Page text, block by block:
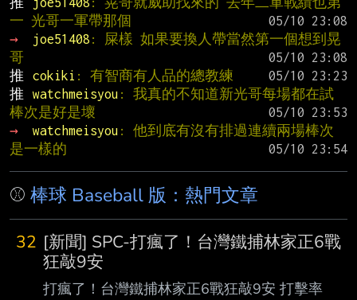
一 光哥一軍帶那個
→
joe51408 : 屎樣 如果要換人帶當然第一個想到晃
哥
推
cokiki : 有智商有人品的總教練
推
watchmeisyou : 我真的不知道新光哥每場都在試
棒次是好是壞
→
watchmeisyou : 他到底有沒有排過連續兩場棒次
是一樣的
⚾ 棒球 Baseball 版：熱門文章
32 [新聞] SPC-打瘋了！台灣鐵捕林家正6戰
狂敲9安
打瘋了！台灣鐵捕林家正6戰狂敲9安 打擊率